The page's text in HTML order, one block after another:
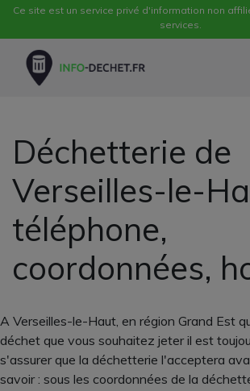
Ce site est un service privé d'information non
services.
Déchetterie de
Verseilles-le-
téléphone,
coordonnées,
A Verseilles-le-Haut, en région Grand Est
déchet que vous souhaitez jeter il est
s'assurer que la déchetterie l'acceptera
savoir : sous les coordonnées de la